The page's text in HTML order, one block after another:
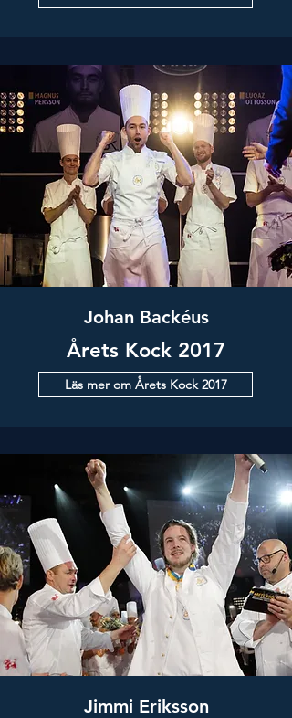
Johan Backéus
Årets Kock 2017
Läs mer om Årets Kock 2017
Jimmi Eriksson